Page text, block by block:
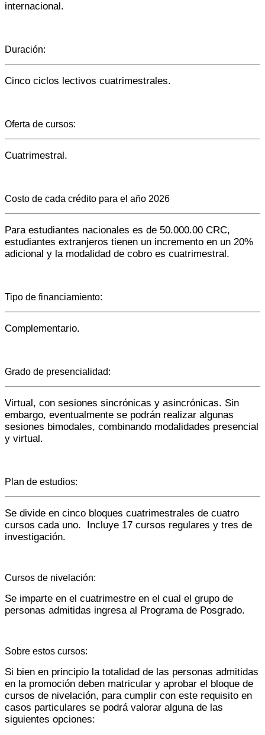
internacional.
Duración:
Cinco ciclos lectivos cuatrimestrales.
Oferta de cursos:
Cuatrimestral.
Costo de cada crédito para el año 2026
Para estudiantes nacionales es de 50.000.00 CRC,
estudiantes extranjeros tienen un incremento en un 20%
adicional y la modalidad de cobro es cuatrimestral.
Tipo de financiamiento:
Complementario.
Grado de presencialidad:
Virtual, con sesiones sincrónicas y asincrónicas. Sin
embargo, eventualmente se podrán realizar algunas
sesiones bimodales, combinando modalidades presencial
y virtual.
Plan de estudios:
Se divide en cinco bloques cuatrimestrales de cuatro
cursos cada uno. Incluye 17 cursos regulares y tres de
investigación.
Cursos de nivelación:
Se imparte en el cuatrimestre en el cual el grupo de
personas admitidas ingresa al Programa de Posgrado.
Sobre estos cursos:
Si bien en principio la totalidad de las personas admitidas
en la promoción deben matricular y aprobar el bloque de
cursos de nivelación, para cumplir con este requisito en
casos particulares se podrá valorar alguna de las
siguientes opciones: